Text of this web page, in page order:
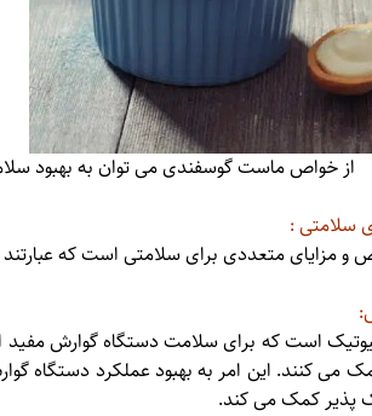
از خواص ماست گوسفندی می توان به بهبود
سلامتی :
مزایای متعددی برای سلامتی است که عبارتند
است که برای سلامت دستگاه گوارش
می کنند. این امر به بهبود عملکرد دستگاه
پذیر کمک می کند.